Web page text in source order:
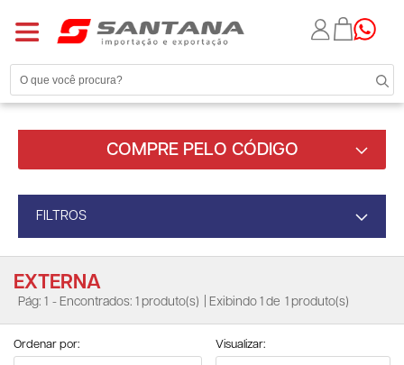
COMPRE PELO CÓDIGO
FILTROS
EXTERNA
Pág: 1 - Encontrados: 1 produto(s) | Exibindo 1 de 1 produto(s)
Ordenar por: Visualizar: